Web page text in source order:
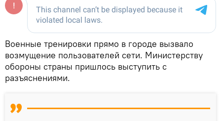
Военные тренировки прямо в городе вызвало
возмущение пользователей сети. Министерству
обороны страны пришлось выступить с
разъяснениями.